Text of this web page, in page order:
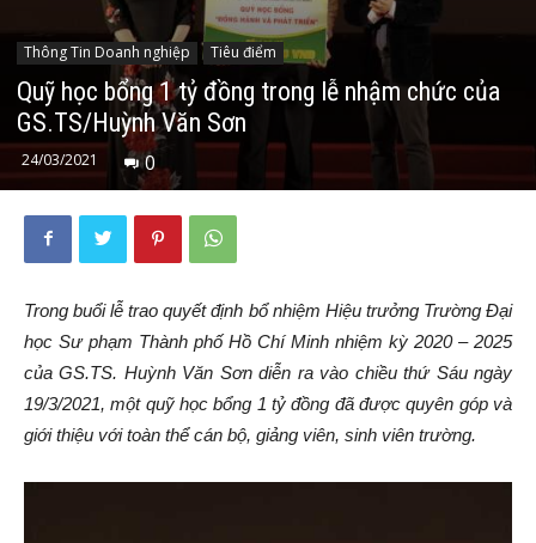
Thông Tin Doanh nghiệp Tiêu điểm
Quỹ học bổng 1 tỷ đồng trong lễ nhậm chức của
GS.TS/Huỳnh Văn Sơn
24/03/2021 0
Trong buổi lễ trao quyết định bổ nhiệm Hiệu trưởng Trường Đại
học Sư phạm Thành phố Hồ Chí Minh nhiệm kỳ 2020 – 2025
của GS.TS. Huỳnh Văn Sơn diễn ra vào chiều thứ Sáu ngày
19/3/2021, một quỹ học bổng 1 tỷ đồng đã được quyên góp và
giới thiệu với toàn thể cán bộ, giảng viên, sinh viên trường.